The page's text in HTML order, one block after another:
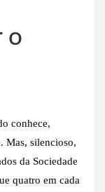
o
conhece,
Mas, silencioso,
da Sociedade
quatro em cada